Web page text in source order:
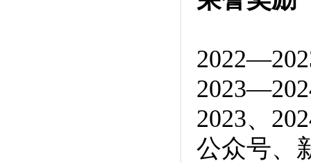
2023、
公众号、